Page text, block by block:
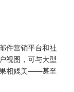
件营销平台和社
视图，可与大型
果相媲美——甚至